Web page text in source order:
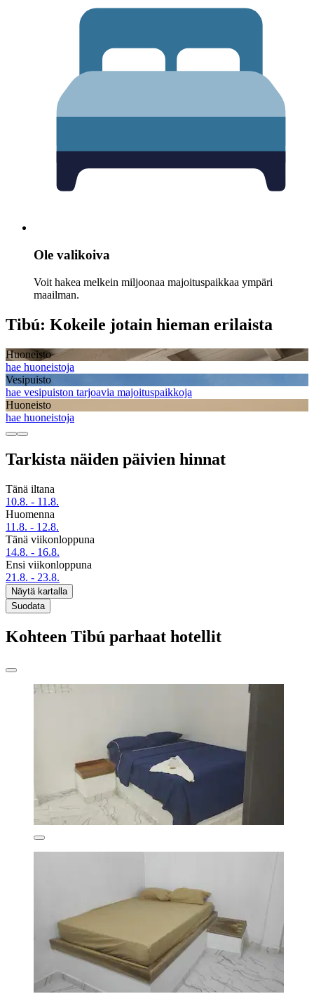
Ole valikoiva
Voit hakea melkein miljoonaa majoituspaikkaa ympäri
maailman.
Tibú: Kokeile jotain hieman erilaista
Huoneisto
hae huoneistoja
Vesipuisto
hae vesipuiston tarjoavia majoituspaikkoja
Huoneisto
hae huoneistoja
Tarkista näiden päivien hinnat
Tänä iltana
10.8. - 11.8.
Huomenna
11.8. - 12.8.
Tänä viikonloppuna
14.8. - 16.8.
Ensi viikonloppuna
21.8. - 23.8.
Näytä kartalla
Suodata
Kohteen Tibú parhaat hotellit